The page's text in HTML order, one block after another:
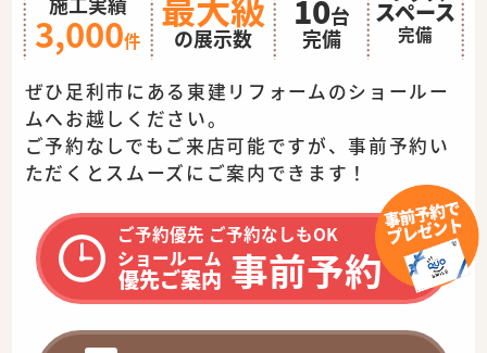
3,000件 の展示数
10台
完備
スペース
完備
ぜひ足利市にある東建リフォームのショールー
ムへお越しください。
ご予約なしでもご来店可能ですが、事前予約い
ただくとスムーズに ご案内できます！
ご予約優先 ご予約なしもOK
ショールーム
優先ご案内 事前予約